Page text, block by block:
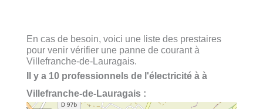
En cas de besoin, voici une liste des prestaires
pour venir vérifier une panne de courant à
Villefranche-de-Lauragais.
Il y a 10 professionnels de l'électricité à à
Villefranche-de-Lauragais :